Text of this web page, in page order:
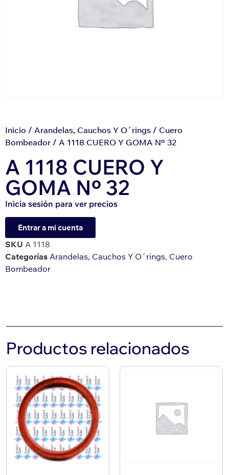
Inicio / Arandelas, Cauchos Y O´rings / Cuero
Bombeador / A 1118 CUERO Y GOMA Nº 32
A 1118 CUERO Y
GOMA Nº 32
Inicia sesión para ver precios
Entrar a mi cuenta
SKU A 1118
Categorías Arandelas, Cauchos Y O´rings, Cuero
Bombeador
Productos relacionados